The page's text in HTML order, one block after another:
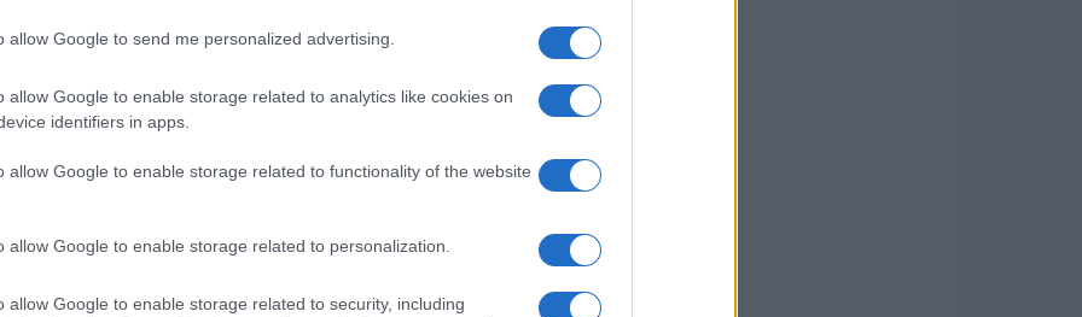
allow Google to send me personalized advertising.
allow Google to enable storage related to analytics like cookies on
identifiers in apps.
allow Google to enable storage related to functionality of the website
allow Google to enable storage related to personalization.
allow Google to enable storage related to security, including
envolvidos
pontos doCódigo Civil, daConsolidação das Leis
confere poderes adicionais aoBanco Central do
enquanto a
negociação de tokens lastreados em ativos reais. Em
de prevenção a fraudes e crimes financeiros.